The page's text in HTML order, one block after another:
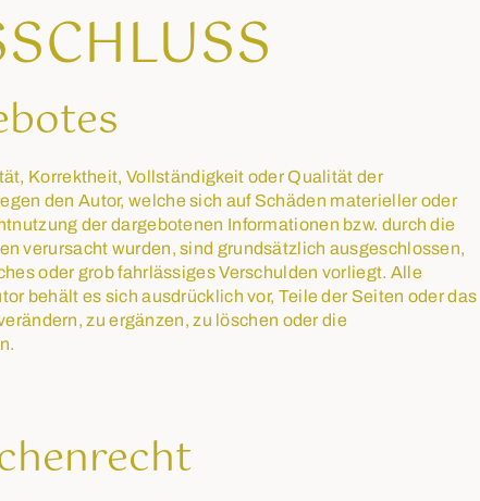
Korrektheit, Vollständigkeit oder Qualität der
den Autor, welche sich auf Schäden materieller oder
der dargebotenen Informationen bzw. durch die
verursacht wurden, sind grundsätzlich ausgeschlossen,
oder grob fahrlässiges Verschulden vorliegt. Alle
behält es sich ausdrücklich vor, Teile der Seiten oder das
zu ergänzen, zu löschen oder die